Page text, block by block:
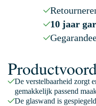
10 jaar
De verstelbaarheid zorgt
gemakkelijk passend
De glaswand is